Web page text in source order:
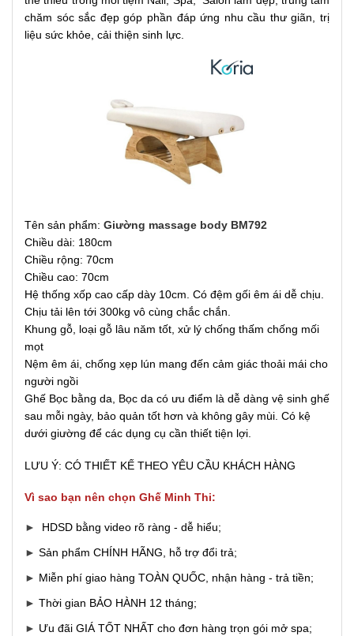
chăm sóc sắc đẹp góp phần đáp ứng nhu cầu thư giãn, trị
liệu sức khỏe, cải thiện sinh lực.
Tên sản phẩm: Giường massage body BM792
Chiều dài: 180cm
Chiều rộng: 70cm
Chiều cao: 70cm
Hệ thống xốp cao cấp dày 10cm. Có đệm gối êm ái dễ chịu.
Chịu tải lên tới 300kg vô cùng chắc chắn.
Khung gỗ, loại gỗ lâu năm tốt, xử lý chống thấm chống mối
mọt
Nệm êm ái, chống xẹp lún mang đến cảm giác thoải mái cho
người ngồi
Ghế Bọc bằng da, Bọc da có ưu điểm là dễ dàng vệ sinh ghế
sau mỗi ngày, bảo quản tốt hơn và không gây mùi. Có kệ
dưới giường để các dụng cụ cần thiết tiện lợi.
LƯU Ý: CÓ THIẾT KẾ THEO YÊU CẦU KHÁCH HÀNG
Vì sao bạn nên chọn Ghế Minh Thi:
►
HDSD bằng video rõ ràng - dễ hiểu;
► Sản phẩm CHÍNH HÃNG, hỗ trợ đổi trả;
► Miễn phí giao hàng TOÀN QUỐC, nhận hàng - trả tiền;
► Thời gian BẢO HÀNH 12 tháng;
► Ưu đãi GIÁ TỐT NHẤT cho đơn hàng trọn gói mở spa;